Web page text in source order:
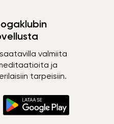
valmiita
ja
tarpeisiin.